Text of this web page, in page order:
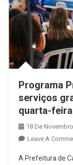
Programa
serviços
quarta-
18 De
Leave A
A Prefeitura de